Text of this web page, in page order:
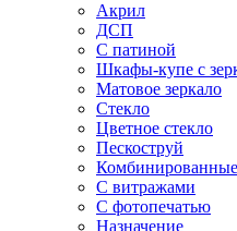
Акрил
ДСП
С патиной
Шкафы-купе с
Матовое зеркало
Стекло
Цветное стекло
Пескоструй
Комбинированные
С витражами
С фотопечатью
Назначение